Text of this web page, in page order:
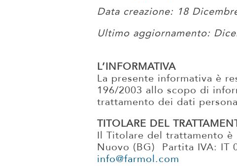
Data creazione: 18
Ultimo aggiornamento:
L’INFORMATIVA
La presente informativa è
196/2003 allo scopo di
trattamento dei dati
TITOLARE DEL
Il Titolare del trattamento è
Nuovo (BG) Partita IVA: IT
info@farmol.com